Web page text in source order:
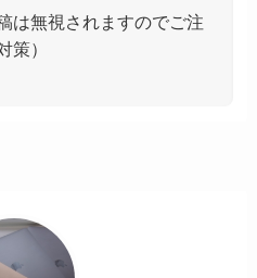
は無視されますのでご注
策）